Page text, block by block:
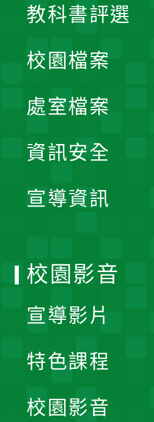
教科書評選
校園檔案
處室檔案
資訊安全
宣導資訊
校園影音
宣導影片
特色課程
校園影音